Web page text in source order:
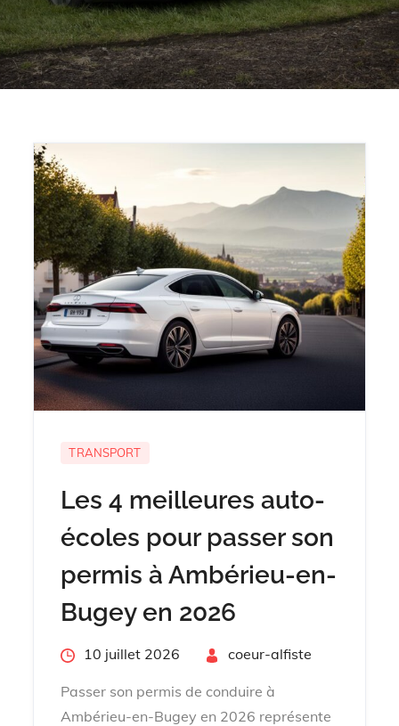
TRANSPORT
Les 4 meilleures auto-
écoles pour passer son
permis à Ambérieu-en-
Bugey en 2026
Posted10 juillet 2026 coeur-alfiste
Passer son permis de conduire à
Ambérieu-en-Bugey en 2026 représente